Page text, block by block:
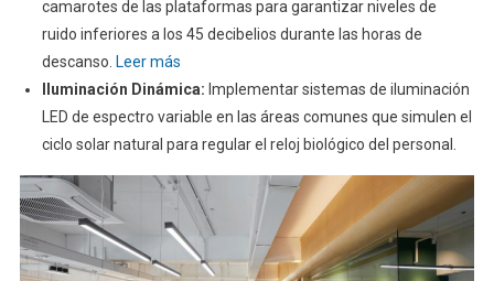
camarotes de las plataformas para garantizar niveles de
ruido inferiores a los 45 decibelios durante las horas de
descanso. Leer más
Iluminación Dinámica: Implementar sistemas de iluminación
LED de espectro variable en las áreas comunes que simulen el
ciclo solar natural para regular el reloj biológico del personal.